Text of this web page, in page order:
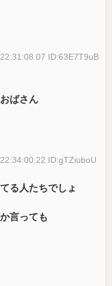
ID:63E7T9uB
ばさん
ID:gTZiuboU
る人たちでしょ
言っても